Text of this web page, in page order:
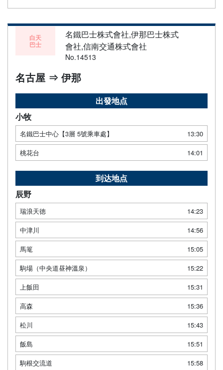
白天
巴士
名鐵巴士株式會社,伊那巴士株式
會社,信南交通株式會社
No.14513
名古屋 ⇒ 伊那
出發地点
小牧
名鐵巴士中心【3層 5號乘車處】
13:30
桃花台
14:01
到达地点
辰野
瑞浪天徳
14:23
中津川
14:56
馬篭
15:05
駒場（中央道昼神溫泉）
15:22
上飯田
15:31
高森
15:36
松川
15:43
飯島
15:51
駒根交流道
15:58